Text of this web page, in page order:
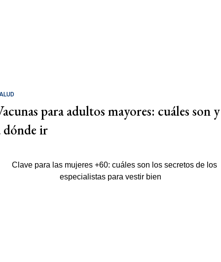
para adultos mayores: cuáles son y
dónde ir